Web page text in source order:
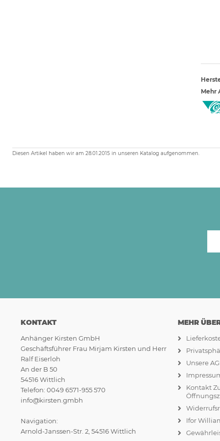
Mehr
Diesen Artikel haben wir am 28.01.2015 in unseren Katalog aufgenommen.
KONTAKT
Anhänger Kirsten GmbH
Geschäftsführer Frau Mirjam Kirsten und Herr
Ralf Eiserloh
An der B 50
54516 Wittlich
Telefon: 0049 6571-955 570
info@kirsten.gmbh
Navigation:
Arnold-Janssen-Str. 2, 54516 Wittlich
MEHR
Unsere
Kontakt
Ifor